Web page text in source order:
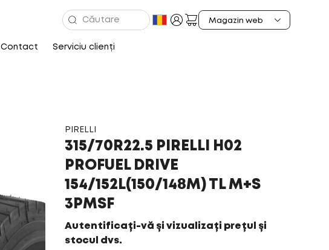
Contact Serviciu clienți
PIRELLI
315/70R22.5 PIRELLI H02
PROFUEL DRIVE
154/152L(150/148M) TL M+S
3PMSF
Autentificați-vă și vizualizați prețul și
stocul dvs.